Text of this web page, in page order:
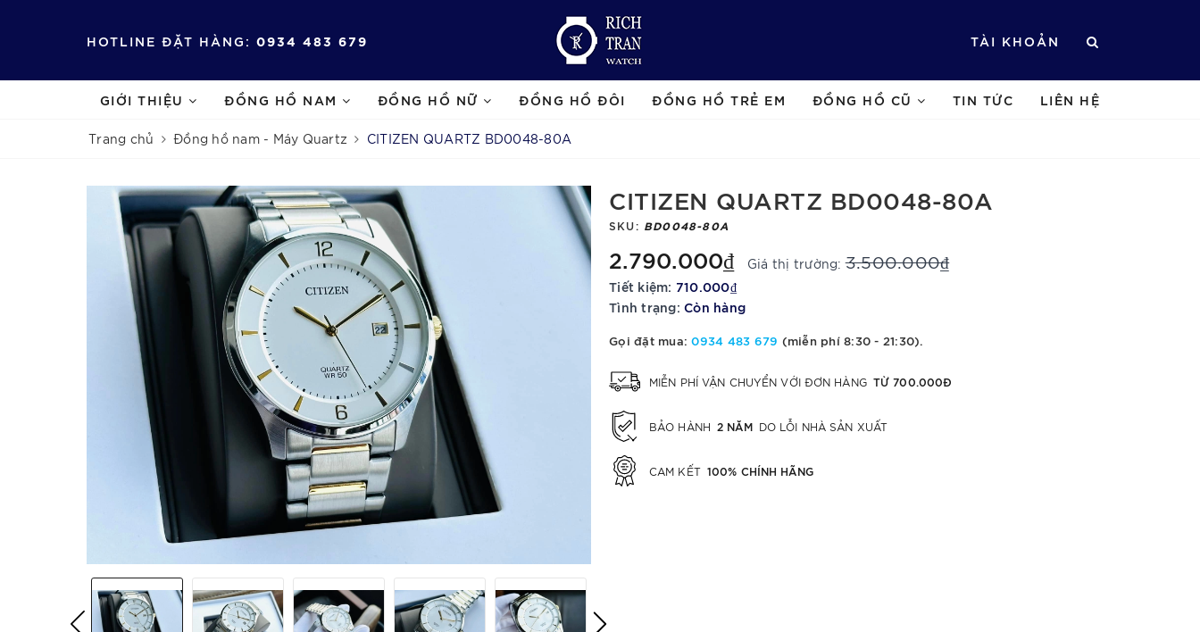
HOTLINE ĐẶT HÀNG: 0934 483 679 TÀI KHOẢN
GIỚI THIỆU ĐỒNG HỒ NAM ĐỒNG HỒ NỮ ĐỒNG HỒ ĐÔI ĐỒNG HỒ TRẺ EM ĐỒNG HỒ CŨ TIN TỨC LIÊN HỆ
Trang chủ Đồng hồ nam - Máy Quartz CITIZEN QUARTZ BD0048-80A
CITIZEN QUARTZ BD0048-80A
SKU: BD0048-80A
2.790.000₫ Giá thị trường:3.500.000₫
Tiết kiệm: 710.000₫
Tình trạng: Còn hàng
Gọi đặt mua:0934 483 679 (miễn phí 8:30 - 21:30).
MIỄN PHÍ VẬN CHUYỂN VỚI ĐƠN HÀNG TỪ 700.000Đ
BẢO HÀNH 2 NĂM DO LỖI NHÀ SẢN XUẤT
CAM KẾT 100% CHÍNH HÃNG